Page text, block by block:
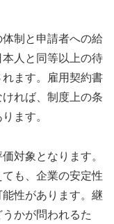
制と申請者への給
人と同等以上の待
ます。雇用契約書
れば、制度上の条
ます。
対象となります。
も、企業の安定性
性があります。継
かが問われるた